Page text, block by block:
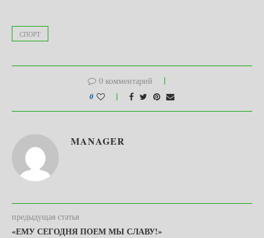
СПОРТ
0 комментарий
0
MANAGER
предыдущая статья
«ЕМУ СЕГОДНЯ ПОЕМ МЫ СЛАВУ!»